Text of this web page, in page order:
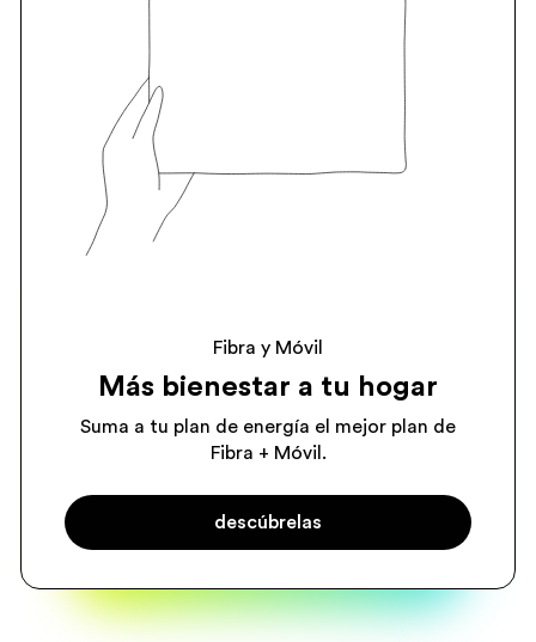
Fibra y Móvil
Más bienestar a tu hogar
Suma a tu plan de energía el mejor plan de
Fibra + Móvil.
descúbrelas